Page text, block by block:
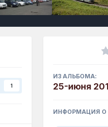
1
ИЗ АЛЬБОМА:
25-июня
ИНФОРМАЦИЯ О